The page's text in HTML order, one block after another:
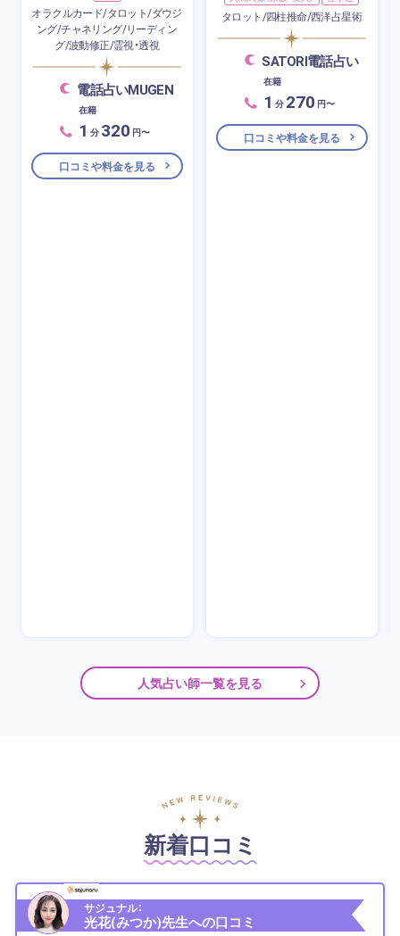
オラクルカード/タロット/ダウジ
ング/チャネリング/リーディン
グ/波動修正/霊視・透視
電話占いMUGEN
在籍
1 分 320 円〜
口コミや料金を見る
タロット/四柱推命/西洋占星術
SATORI電話占い
在籍
1 分 270 円〜
口コミや料金を見る
人気占い師一覧を見る
新着口コミ
サジュナル：
光花(みつか)先生への口コミ